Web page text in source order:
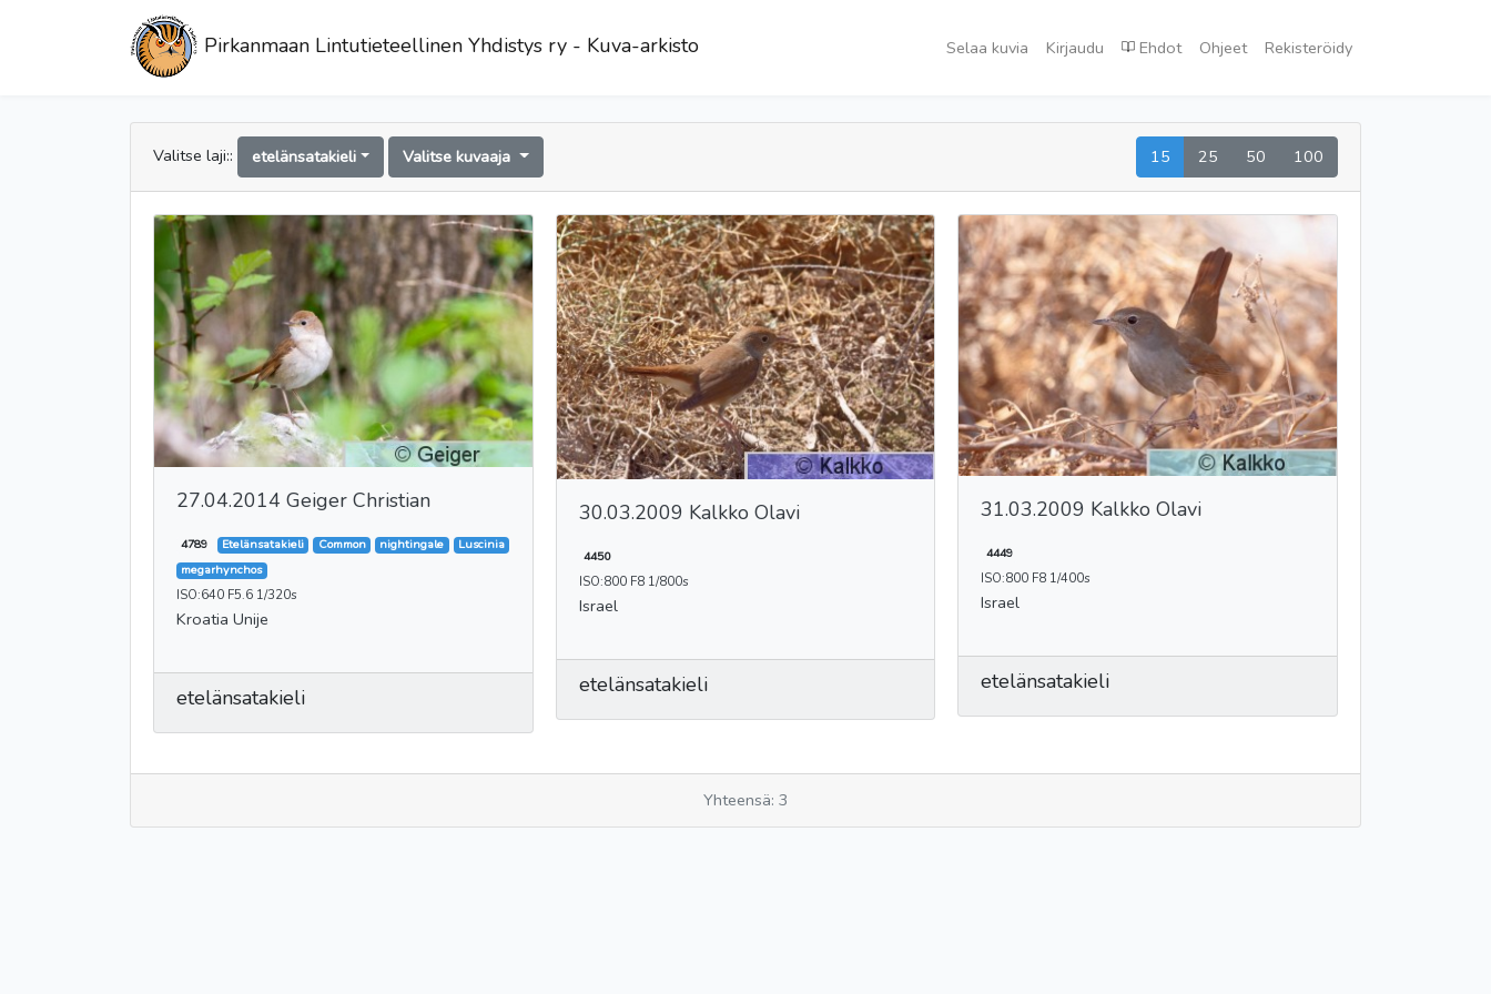
Pirkanmaan Lintutieteellinen Yhdistys ry - Kuva-arkisto Selaa kuvia Kirjaudu Ehdot Ohjeet Rekisteröidy
Valitse laji:: etelänsatakieli Valitse kuvaaja 15 25 50 100
27.04.2014 Geiger Christian
4789 Etelänsatakieli Common nightingale
Luscinia
megarhynchos
ISO:640 F5.6 1/320s
Kroatia Unije
etelänsatakieli
30.03.2009 Kalkko Olavi
4450
ISO:800 F8 1/800s
Israel
etelänsatakieli
31.03.2009 Kalkko Olavi
4449
ISO:800 F8 1/400s
Israel
etelänsatakieli
Yhteensä: 3